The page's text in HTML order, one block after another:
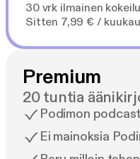
30 vrk ilmainen kokeilu
Sitten 7,99 € /
Premium
20 tuntia
Podimon
Ei mainoksia